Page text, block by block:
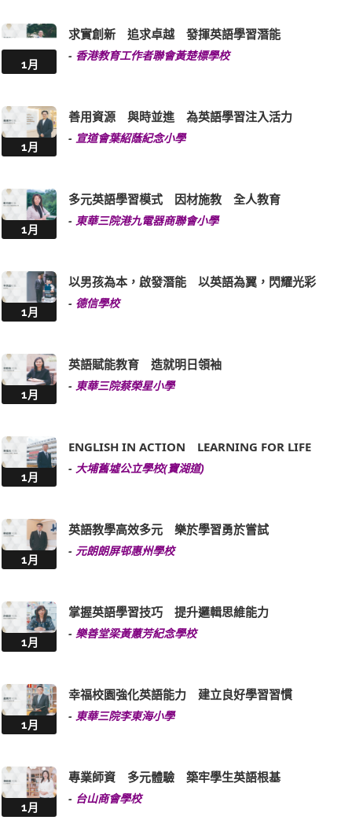
1月
求實創新 追求卓越 發揮英語學習潛能
- 香港教育工作者聯會黃楚標學校
1月
善用資源 與時並進 為英語學習注入活力
- 宣道會葉紹蔭紀念小學
1月
多元英語學習模式 因材施教 全人教育
- 東華三院港九電器商聯會小學
1月
以男孩為本，啟發潛能 以英語為翼，閃耀光彩
- 德信學校
1月
英語賦能教育 造就明日領袖
- 東華三院蔡榮星小學
1月
ENGLISH IN ACTION LEARNING FOR LIFE
- 大埔舊墟公立學校(寶湖道)
1月
英語教學高效多元 樂於學習勇於嘗試
- 元朗朗屏邨惠州學校
1月
掌握英語學習技巧 提升邏輯思維能力
- 樂善堂梁黃蕙芳紀念學校
1月
幸福校園強化英語能力 建立良好學習習慣
- 東華三院李東海小學
1月
專業師資 多元體驗 築牢學生英語根基
- 台山商會學校